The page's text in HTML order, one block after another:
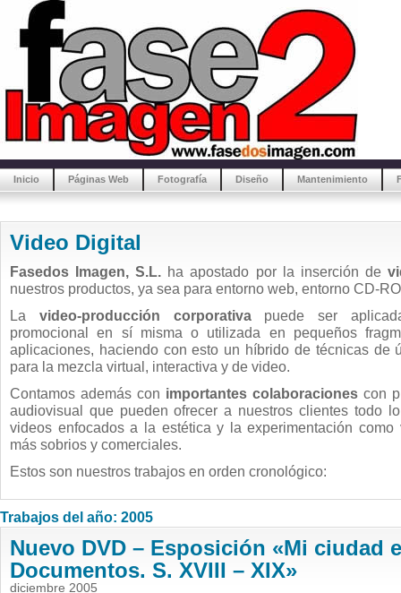
Inicio Páginas Web Fotografía Diseño Mantenimiento
Video Digital
Fasedos Imagen, S.L. ha apostado por la inserción de
nuestros productos, ya sea para entorno web, entorno CD-
La video-producción corporativa puede ser
promocional en sí misma o utilizada en pequeños
aplicaciones, haciendo con esto un híbrido de técnicas de
para la mezcla virtual, interactiva y de video.
Contamos además con importantes colaboraciones con
audiovisual que pueden ofrecer a nuestros clientes todo
videos enfocados a la estética y la experimentación como
más sobrios y comerciales.
Estos son nuestros trabajos en orden cronológico:
Trabajos del año: 2005
Nuevo DVD – Esposición «Mi ciudad
Documentos. S. XVIII – XIX»
diciembre 2005